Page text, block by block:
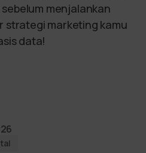
menjalankan
strategi marketing kamu
data!